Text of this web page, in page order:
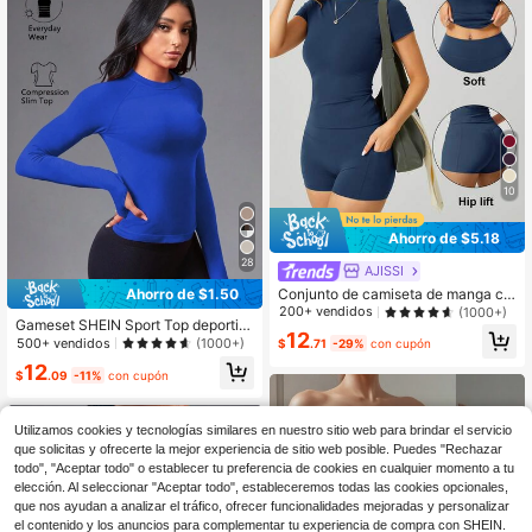
28
Ahorro de $1.50
Gameset SHEIN Sport Top deportiv
o de espalda de nadadora, ajustad
o, de unicolor, top para hacer ejerci
cio
500+ vendidos (1000+)
$12.09 -11% con cupón
10
Ahorro de $5.18
AJISSI
Conjunto de camiseta de manga co
rta de cuello redondo y pantalones
l para mujer, para el verano
200+ vendidos (1000+)
$12.71 -29% con cupón
Utilizamos cookies y tecnologías similares en nuestro sitio web para brindar el servicio
que solicitas y ofrecerte la mejor experiencia de sitio web posible. Puedes "Rechazar
todo", "Aceptar todo" o establecer tu preferencia de cookies en cualquier momento a tu
elección. Al seleccionar "Aceptar todo", estableceremos todas las cookies opcionales,
que nos ayudan a analizar el tráfico, ofrecer funcionalidades mejoradas y personalizar
el contenido y los anuncios para complementar tu experiencia de compra con SHEIN.